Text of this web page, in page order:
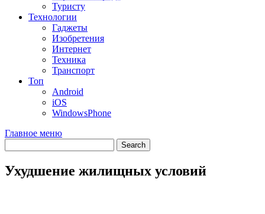
Туристу
Технологии
Гаджеты
Изобретения
Интернет
Техника
Транспорт
Топ
Android
iOS
WindowsPhone
Главное меню
Ухудшение жилищных условий